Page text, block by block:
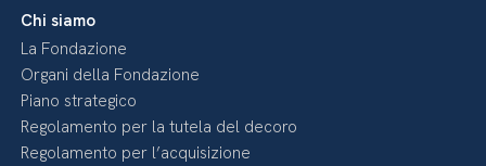
Chi siamo
La Fondazione
Organi della Fondazione
Piano strategico
Regolamento per la tutela del decoro
Regolamento per l’acquisizione